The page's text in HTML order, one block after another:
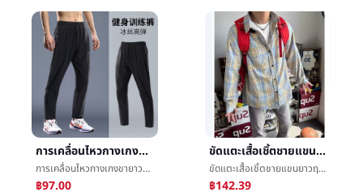
การเคลื่อนไหวกางเกงขายาวชายฟิตเนสการอบรมผ้าไหมน้ำแข็งฤดูร้อนบางย่อหน้าความเร็วแห้งLeisureกำเท้าการผลักเบาๆกีฬาดิบทอกางเกง
การเคลื่อนไหวกางเกงขายาวชายฟิตเนสการอบรมผ้าไหมน้ำแข็งฤดูร้อนบางย่อหน้าความเร็วแห้งLeisureกำเท้าการผลักเบาๆกีฬาดิบทอกางเกง
฿97.00
ขัดแตะเสื้อเชิ้ตชายแขนยาวฤดูใบไม้ผลิและฤดูร้อนใหม่ท่าเรือลมRetroสูงถนนinsน้ำขึ้นน้ำลงการ์ดLeisureหลวมเสื้อเชิ้ตเสื้อโค้ท
ขัดแตะเสื้อเชิ้ตชายแขนยาวฤดูใบไม้ผลิและฤดูร้อนใหม่ท่าเรือลมRetroสูงถนนinsน้ำขึ้นน้ำลงการ์ดLeisureหลวมเสื้อเชิ้ตเสื้อโค้ท
฿142.39